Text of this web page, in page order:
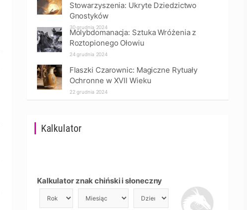
Stowarzyszenia: Ukryte Dziedzictwo
Gnostyków
30 grudnia 2024
Molybdomanacja: Sztuka Wróżenia z
Roztopionego Ołowiu
24 grudnia 2024
Flaszki Czarownic: Magiczne Rytuały
Ochronne w XVII Wieku
22 grudnia 2024
Kalkulator
Kalkulator znak chiński i słoneczny